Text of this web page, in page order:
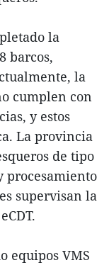
la
barcos,
la
cumplen con
y estos
La provincia
de tipo
procesamiento
supervisan la
equipos VMS